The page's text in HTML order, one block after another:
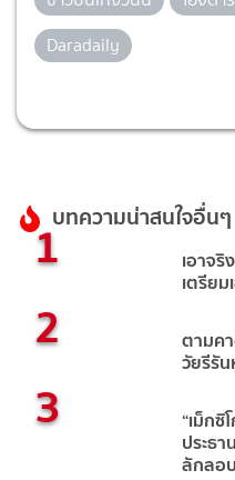
Daradaily
บทความน่าสนใจอื่นๆ
1 เอาจ
เตรีย
2 ตามค
วัยรีรั
3 “เม็กซิ
ประธ
ลักลอ